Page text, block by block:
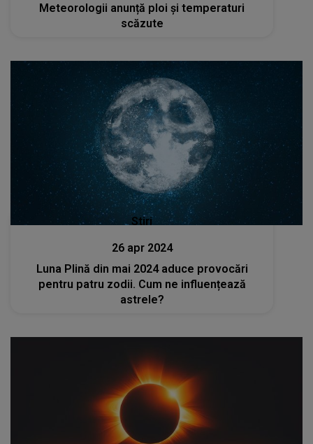
Meteorologii anunță ploi și temperaturi
scăzute
Stiri
26 apr 2024
Luna Plină din mai 2024 aduce provocări
pentru patru zodii. Cum ne influențează
astrele?